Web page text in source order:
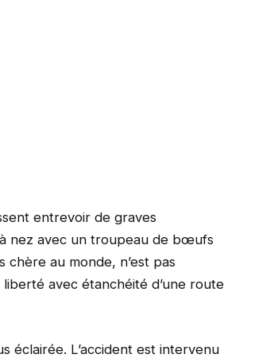
entrevoir de graves
nez avec un troupeau de bœufs
au monde, n’est pas
avec étanchéité d’une route
éclairée. L’accident est intervenu